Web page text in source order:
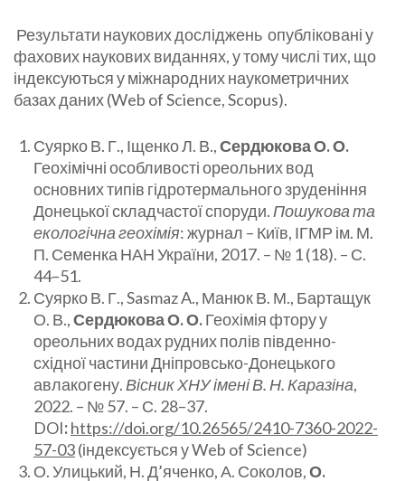
Результати наукових досліджень опубліковані у
фахових наукових виданнях, у тому числі тих, що
індексуються у міжнародних наукометричних
базах даних (Web of Science, Scopus).
Суярко В. Г., Іщенко Л. В.,Сердюкова О. О.
Геохімічні особливості ореольних вод
основних типів гідротермального зруденіння
Донецької складчастої споруди.Пошукова та
екологічна геохімія: журнал – Київ, ІГМР ім. М.
П. Семенка НАН України, 2017. – № 1 (18). – С.
44–51.
Суярко В. Г., Sasmaz A., Манюк В. М., Бартащук
О. В.,Сердюкова О. О.Геохімія фтору у
ореольних водах рудних полів південно-
східної частини Дніпровсько-Донецького
авлакогену.Вісник ХНУ імені В. Н. Каразіна,
2022. – № 57. – С. 28–37.
DOI:https://doi.org/10.26565/2410-7360-2022-
57-03(індексується у Web of Science)
О. Улицький, Н. Д’яченко, А. Соколов,О.